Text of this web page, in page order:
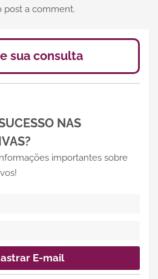
post a comment.
sua consulta
NAS
importantes sobre